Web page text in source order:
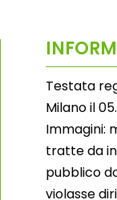
Testata
Milano il
Immagini:
tratte da
pubblico
violasse